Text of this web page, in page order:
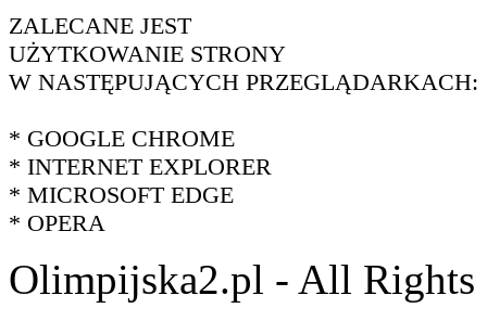
ZALECANE JEST
UŻYTKOWANIE STRONY
W NASTĘPUJĄCYCH PRZEGLĄDARKACH:
* GOOGLE CHROME
* INTERNET EXPLORER
* MICROSOFT EDGE
* OPERA
Olimpijska2.pl - All Rights